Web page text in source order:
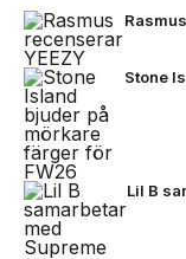
Stone
Lil B